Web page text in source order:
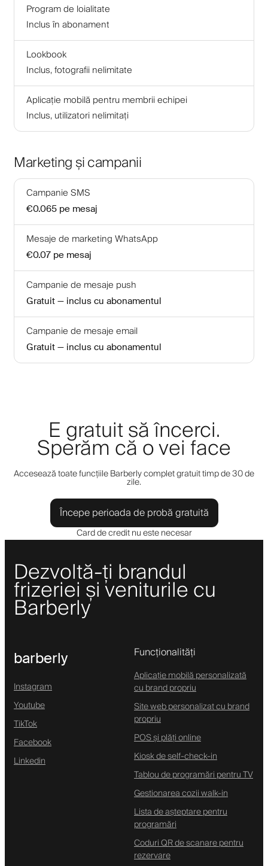
Program de loialitate
Inclus în abonament
Lookbook
Inclus, fotografii nelimitate
Aplicație mobilă pentru membrii echipei
Inclus, utilizatori nelimitați
Marketing și campanii
Campanie SMS
€0.065 pe mesaj
Mesaje de marketing WhatsApp
€0.07 pe mesaj
Campanie de mesaje push
Gratuit — inclus cu abonamentul
Campanie de mesaje email
Gratuit — inclus cu abonamentul
E gratuit să încerci.
Sperăm că o vei face
Accesează toate funcțiile Barberly complet gratuit timp de 30 de
zile.
Începe perioada de probă gratuită
Card de credit nu este necesar
Dezvoltă-ți brandul
frizeriei și veniturile cu
Barberly
barberly
Instagram
Youtube
TikTok
Facebook
Linkedin
Funcționalități
Aplicație mobilă personalizată
cu brand propriu
Site web personalizat cu brand
propriu
POS și plăți online
Kiosk de self-check-in
Tablou de programări pentru TV
Gestionarea cozii walk-in
Lista de așteptare pentru
programări
Coduri QR de scanare pentru
rezervare